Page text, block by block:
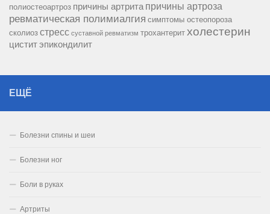
полиостеоартроз причины артрита причины артроза
ревматическая полимиалгия симптомы остеопороза
сколиоз стресс суставной ревматизм трохантерит холестерин
циститэпикондилит
ЕЩЁ
Болезни спины и шеи
Болезни ног
Боли в руках
Артриты